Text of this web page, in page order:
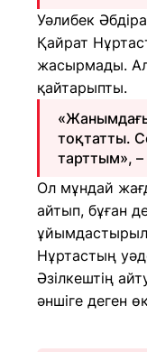
Уәлибек
Қайрат
жасырмады.
қайтарыпты.
тоқтатты.
тарттым», –
Ол мұндай
айтып, бұған
Нұртастың
Әзілкештің
әншіге деген